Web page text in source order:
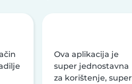
Ova aplikacija je
super jednostavna
za korištenje, super